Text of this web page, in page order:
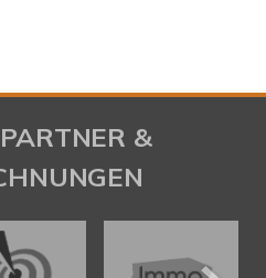
&